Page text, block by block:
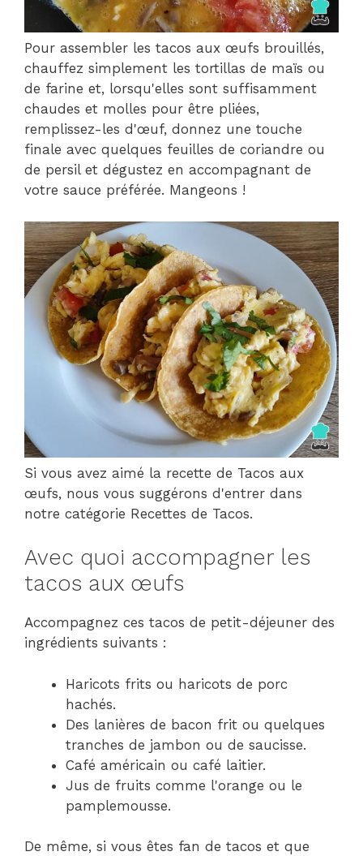
Pour assembler les tacos aux œufs brouillés,
chauffez simplement les tortillas de maïs ou
de farine et, lorsqu'elles sont suffisamment
chaudes et molles pour être pliées,
remplissez-les d'œuf, donnez une touche
finale avec quelques feuilles de coriandre ou
de persil et dégustez en accompagnant de
votre sauce préférée. Mangeons !
Si vous avez aimé la recette de Tacos aux
œufs, nous vous suggérons d'entrer dans
notre catégorie Recettes de Tacos.
Avec quoi accompagner les
tacos aux œufs
Accompagnez ces tacos de petit-déjeuner des
ingrédients suivants :
Haricots frits ou haricots de porc
hachés.
Des lanières de bacon frit ou quelques
tranches de jambon ou de saucisse.
Café américain ou café laitier.
Jus de fruits comme l'orange ou le
pamplemousse.
De même, si vous êtes fan de tacos et que